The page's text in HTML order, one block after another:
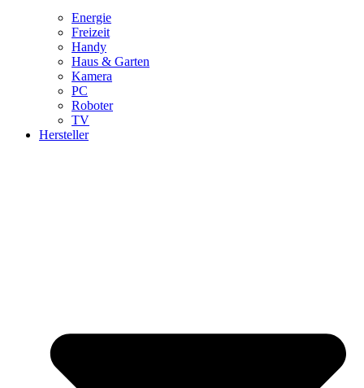
Energie
Freizeit
Handy
Haus & Garten
Kamera
PC
Roboter
TV
Hersteller